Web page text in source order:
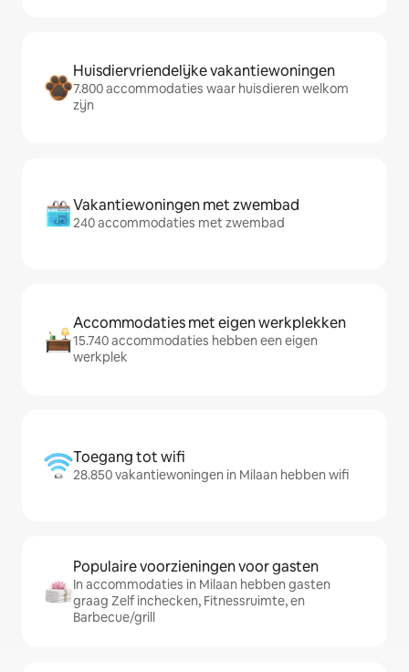
Huisdiervriendelijke vakantiewoningen
7.800 accommodaties waar huisdieren welkom
zijn
Vakantiewoningen met zwembad
240 accommodaties met zwembad
Accommodaties met eigen werkplekken
15.740 accommodaties hebben een eigen
werkplek
Toegang tot wifi
28.850 vakantiewoningen in Milaan hebben wifi
Populaire voorzieningen voor gasten
In accommodaties in Milaan hebben gasten
graag Zelf inchecken, Fitnessruimte, en
Barbecue/grill